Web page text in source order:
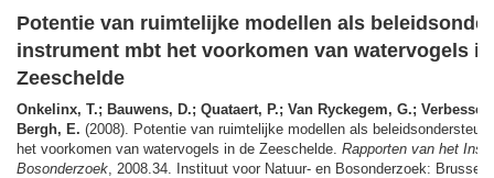
Potentie van ruimtelijke modellen als
instrument mbt het voorkomen van watervogels
Zeeschelde
Onkelinx, T.; Bauwens, D.; Quataert, P.; Van Ryckegem, G.;
Bergh, E. (2008). Potentie van ruimtelijke modellen als
het voorkomen van watervogels in de Zeeschelde. Rapporten van het
Bosonderzoek , 2008.34. Instituut voor Natuur- en Bosonderzoek: Brussel.